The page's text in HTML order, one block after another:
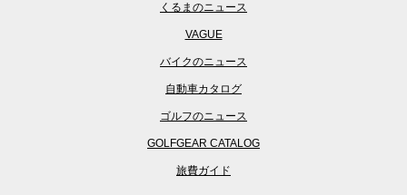
くるまのニュース
VAGUE
バイクのニュース
自動車カタログ
ゴルフのニュース
GOLFGEAR CATALOG
旅費ガイド